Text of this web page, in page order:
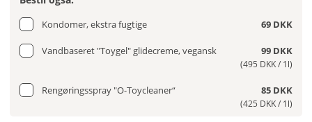
Kondomer, ekstra fugtige 69 DKK
Vandbaseret "Toygel" glidecreme, vegansk 99 DKK
(495 DKK / 1l)
Rengøringsspray "O-Toycleaner“ 85 DKK
(425 DKK / 1l)